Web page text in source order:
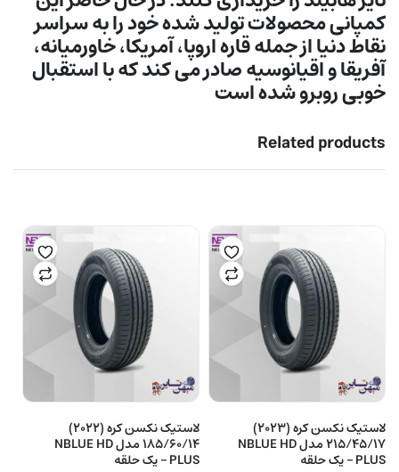
کمپانی محصولات تولید شده خود را به سراسر
نقاط دنیا از جمله قاره اروپا، آمریکا، خاورمیانه،
آفریقا و اقیانوسیه صادر می کند که با استقبال
خوبی روبرو شده است
Related products
لاستیک نکسن کره (2023)
215/45/17 مدل NBLUE HD
PLUS – یک حلقه
لاستیک نکسن کره (2022)
185/60/14 مدل NBLUE HD
PLUS – یک حلقه